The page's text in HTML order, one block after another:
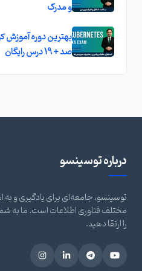
و مدرک
صد + 19 درس رايگان
درباره توسینسو
توسینسو، جامعه‌ای برای یادگیری و
مختلف فناوری اطلاعات است. ما به
را ارتقا دهید.